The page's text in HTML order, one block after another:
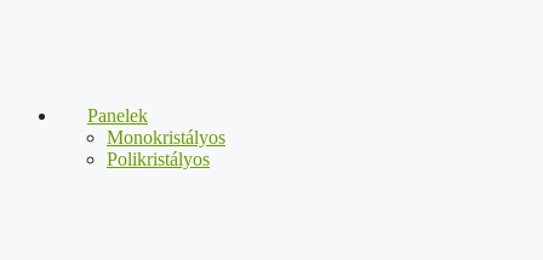
Panelek
Monokristályos
Polikristályos